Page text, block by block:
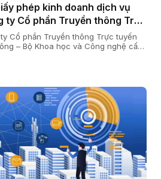
phép kinh doanh dịch vụ
ty Cổ phần Truyền thông Trực
Cổ phần Truyền thông Trực tuyến
– Bộ Khoa học và Công nghệ cấp
vụ viễn thông số 180/GP-CVT. Thực
35 Nghị định số 163/2024/NĐ-